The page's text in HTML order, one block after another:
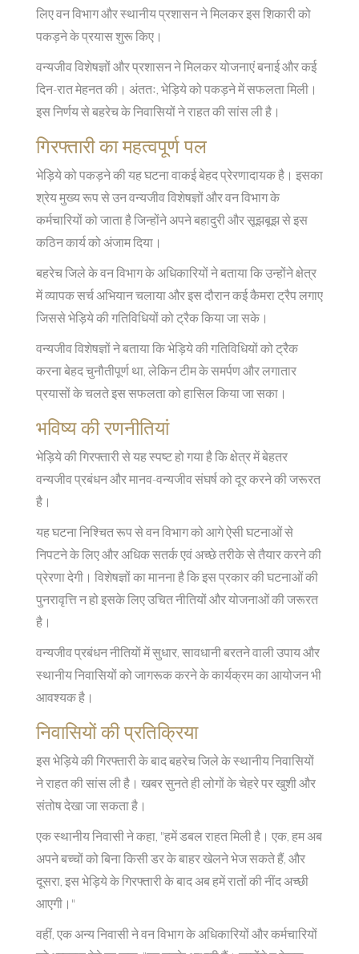
लिए वन विभाग और स्थानीय प्रशासन ने मिलकर इस शिकारी को
पकड़ने के प्रयास शुरू किए।
वन्यजीव विशेषज्ञों और प्रशासन ने मिलकर योजनाएं बनाई और कई
दिन-रात मेहनत की। अंततः, भेड़िये को पकड़ने में सफलता मिली।
इस निर्णय से बहरेच के निवासियों ने राहत की सांस ली है।
गिरफ्तारी का महत्वपूर्ण पल
भेड़िये को पकड़ने की यह घटना वाकई बेहद प्रेरणादायक है। इसका
श्रेय मुख्य रूप से उन वन्यजीव विशेषज्ञों और वन विभाग के
कर्मचारियों को जाता है जिन्होंने अपने बहादुरी और सूझबूझ से इस
कठिन कार्य को अंजाम दिया।
बहरेच जिले के वन विभाग के अधिकारियों ने बताया कि उन्होंने क्षेत्र
में व्यापक सर्च अभियान चलाया और इस दौरान कई कैमरा ट्रैप लगाए
जिससे भेड़िये की गतिविधियों को ट्रैक किया जा सके।
वन्यजीव विशेषज्ञों ने बताया कि भेड़िये की गतिविधियों को ट्रैक
करना बेहद चुनौतीपूर्ण था, लेकिन टीम के समर्पण और लगातार
प्रयासों के चलते इस सफलता को हासिल किया जा सका।
भविष्य की रणनीतियां
भेड़िये की गिरफ्तारी से यह स्पष्ट हो गया है कि क्षेत्र में बेहतर
वन्यजीव प्रबंधन और मानव-वन्यजीव संघर्ष को दूर करने की जरूरत
है।
यह घटना निश्चित रूप से वन विभाग को आगे ऐसी घटनाओं से
निपटने के लिए और अधिक सतर्क एवं अच्छे तरीके से तैयार करने की
प्रेरणा देगी। विशेषज्ञों का मानना है कि इस प्रकार की घटनाओं की
पुनरावृत्ति न हो इसके लिए उचित नीतियों और योजनाओं की जरूरत
है।
वन्यजीव प्रबंधन नीतियों में सुधार, सावधानी बरतने वाली उपाय और
स्थानीय निवासियों को जागरूक करने के कार्यक्रम का आयोजन भी
आवश्यक है।
निवासियों की प्रतिक्रिया
इस भेड़िये की गिरफ्तारी के बाद बहरेच जिले के स्थानीय निवासियों
ने राहत की सांस ली है। खबर सुनते ही लोगों के चेहरे पर खुशी और
संतोष देखा जा सकता है।
एक स्थानीय निवासी ने कहा, "हमें डबल राहत मिली है। एक, हम अब
अपने बच्चों को बिना किसी डर के बाहर खेलने भेज सकते हैं, और
दूसरा, इस भेड़िये के गिरफ्तारी के बाद अब हमें रातों की नींद अच्छी
आएगी।"
वहीं, एक अन्य निवासी ने वन विभाग के अधिकारियों और कर्मचारियों